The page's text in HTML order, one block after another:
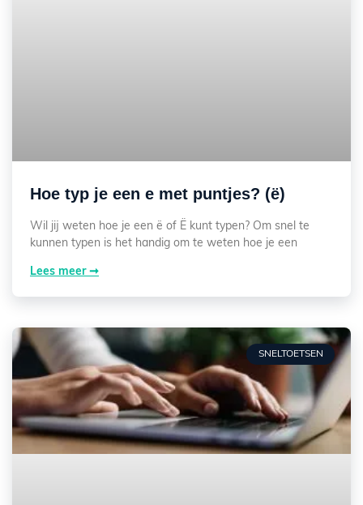
Hoe typ je een e met puntjes? (ë)
Wil jij weten hoe je een ë of Ë kunt typen? Om snel te
kunnen typen is het handig om te weten hoe je een
Lees meer ➞
SNELTOETSEN